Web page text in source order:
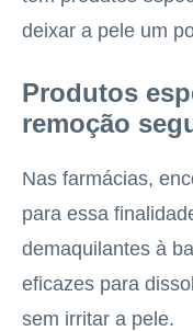
deixar a pele um
Produtos
remoção
Nas farmácias,
para essa
demaquilantes à
eficazes para
sem irritar a pele.